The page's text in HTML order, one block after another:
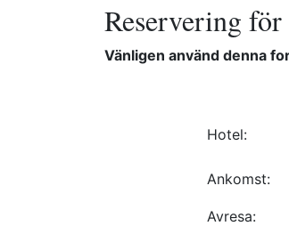
Reservering
Vänligen använd denna
Hotel:
Ankomst:
Avresa: